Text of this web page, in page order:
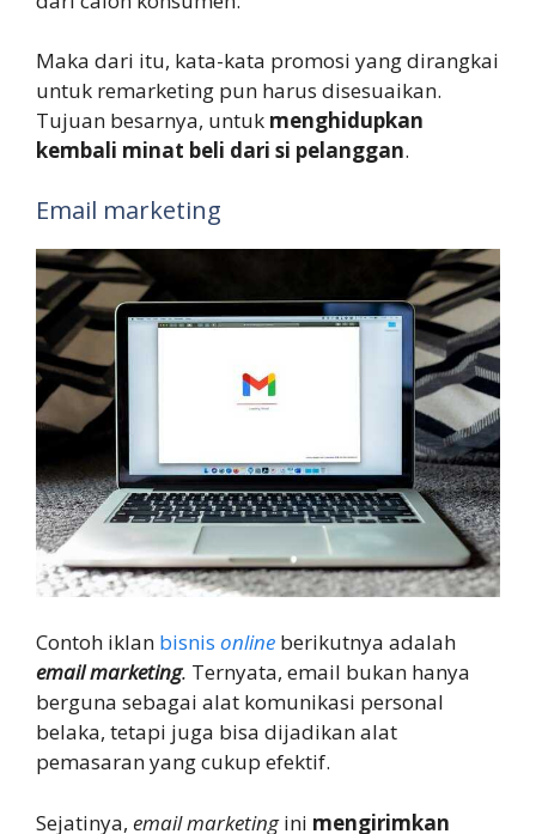
Maka dari itu, kata-kata promosi yang dirangkai
untuk remarketing pun harus disesuaikan.
Tujuan besarnya, untuk menghidupkan
kembali minat beli dari si pelanggan.
Email marketing
Contoh iklan bisnis online berikutnya adalah
email marketing. Ternyata, email bukan hanya
berguna sebagai alat komunikasi personal
belaka, tetapi juga bisa dijadikan alat
pemasaran yang cukup efektif.
Sejatinya, email marketingini mengirimkan